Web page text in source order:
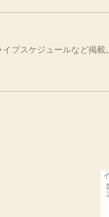
ブスケジュールなど掲載。